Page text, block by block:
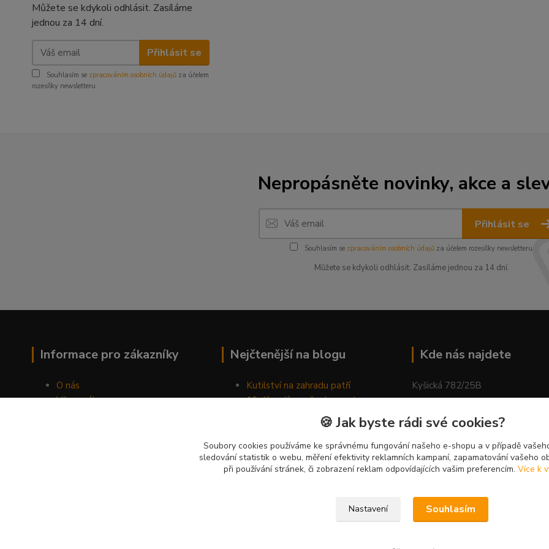
Můžete se kdykoli odhlásit. Zasíláme
jednou za 14 dní.
Přihlásit se
Souhlasím se zpracováním osobních údajů za účelem
rozesílky newsletteru.
Nepropásněte novinky, akce a
Přihlásit se
Souhlasím se zpracováním osobních údajůza účelem rozesílky newsletteru.
Můžete se kdykoli odhlásit. Zasíláme jednou za 14 dní.
Informace pro zákazníky
O nás
Vše o nákupu
Nejčtenější na blogu
Kutilství na zahradu patří
10 důvodů, proč relaxovat
chozením do přírody
Jak správně pěstovat tulipány
Náhodně generovaný článek
Kde nás najdete
Kyšická 782/25B
🍪 Jak byste rádi své cookies?
Soubory cookies používáme ke správnému fungování našeho e-shopu a v případě
sledování statistik o webu, měření efektivity reklamních kampaní, zapamatování vašeho
při používání stránek, či zobrazení reklam odpovídajících vašim preferencím. Více k
Nastavení Souhlasím